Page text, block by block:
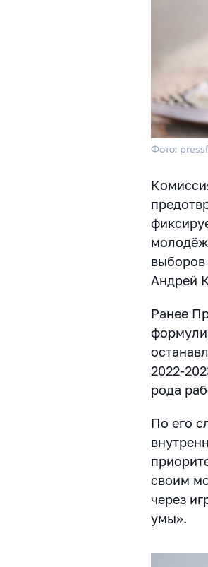
Фото:
выборов
Андрей
Ранее
2022-
рода
По его
своим
через
умы».